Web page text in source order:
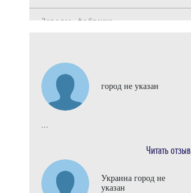
Заводы, фабрики
Интернет и телекоммуникации
Интернет-торговля
Информационные службы
Информационные технологии
Канцелярские товары
город не указан
...
Читать отзыв
Украина город не
указан